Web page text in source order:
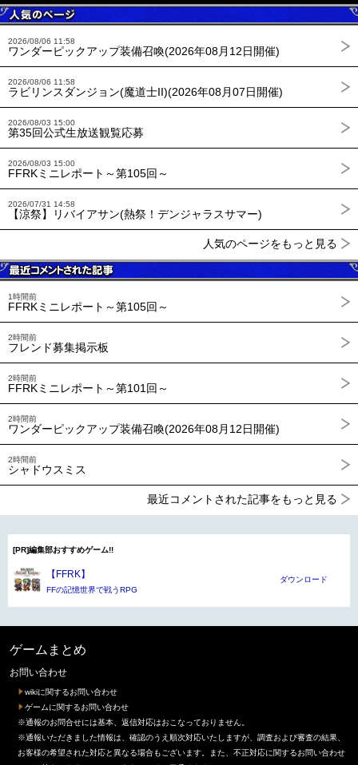
2026/08/06 11:58
ワンダーピックアップ装備召喚(2026年08月12日開催)
2026/08/06 11:58
ラビリンスダンジョン(魔道士II)(2026年08月07日開催)
2026/08/03 15:00
第35回公式生放送観覧応募
2026/08/03 15:00
FFRKミニレポート～第105回～
2026/07/31 14:58
【涼祭】リバイアサン(熱祭！デンジャラスサマー)
人気のページをもっと見る
1時間前
FFRKミニレポート～第105回～
2時間前
フレンド募集掲示板
2時間前
FFRKミニレポート～第101回～
2時間前
ワンダーピックアップ装備召喚(2026年08月12日開催)
2時間前
シャドウスミス
最近コメントされた記事をもっと見る
[PR]編集部おすすめゲーム!!
【FFRK】
FFの記憶世界で戦うRPG
ダウンロード
ゲームまとめ
お問い合わせ
wikiに関するお問い合わせ
ゲームに関するお問い合わせ
※通報のお問合せには基本、返信対応はおこなっておりません。
※通報いただきました情報は、確認のうえ順次対応いたしますが、調査および審査の結果、
お客様の希望された対応と異なる場合もございます。また、不正対応に関するお問い合わせ